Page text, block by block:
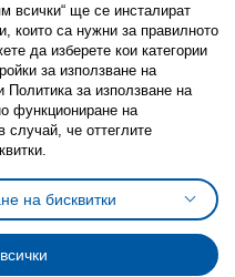
бисквитки (Cookies)
на бисквитки
политика за личните данни
данни на ikea.bg
IKEA Family
на програма IKEA Family
всички“ ще се инсталират
които са нужни за правилното
да изберете кои категории
за използване на
Политика за използване на
функциониране на
случай, че оттеглите
на бисквитки